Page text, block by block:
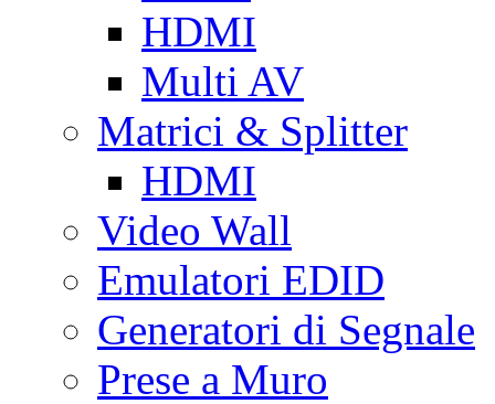
HDMI
Multi AV
Matrici & Splitter
HDMI
Video Wall
Emulatori EDID
Generatori di Segnale
Prese a Muro